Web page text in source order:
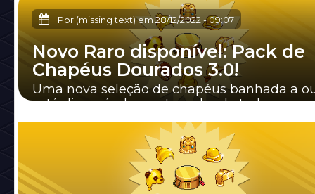
Por (missing text) em 28/12/2022-09:07
Novo Raro disponível: Pack de
Chapéus Dourados 3.0!
Uma nova seleção de chapéus banhada a
está disponível e contemplando todos os